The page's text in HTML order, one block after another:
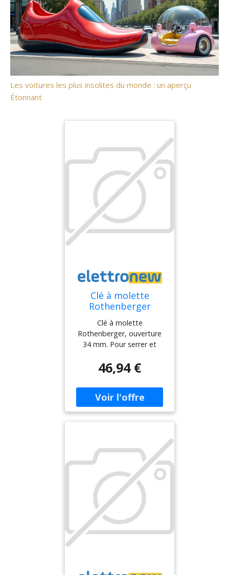
Les voitures les plus insolites du monde : un aperçu
Étonnant
Clé à molette
Rothenberger
ouverture 34 mm
1500001509
Clé à molette
Rothenberger, ouverture
34 mm. Pour serrer et
pour travailler dans les
espaces restreints.
46,94 €